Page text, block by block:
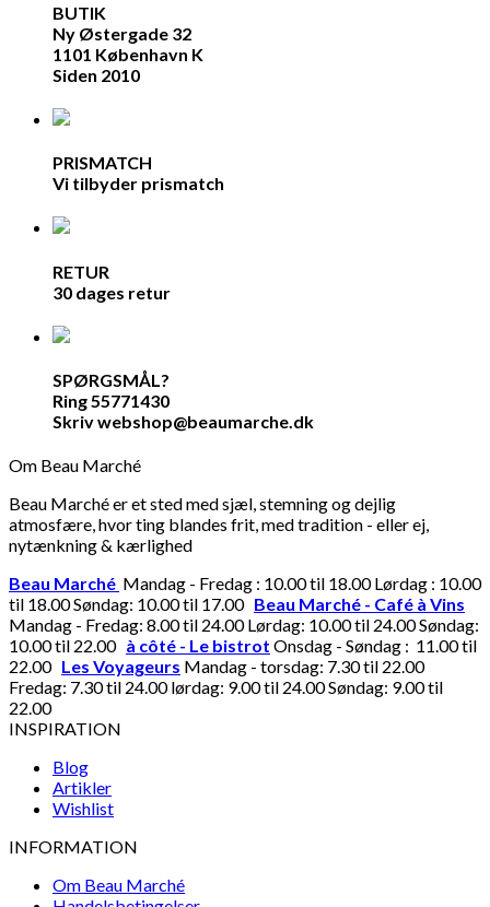
BUTIK
Ny Østergade 32
1101 København K
Siden 2010
PRISMATCH
Vi tilbyder prismatch
RETUR
30 dages retur
SPØRGSMÅL?
Ring 55771430
Skriv webshop@beaumarche.dk
Om Beau Marché
Beau Marché er et sted med sjæl, stemning og dejlig
atmosfære, hvor ting blandes frit, med tradition - eller ej,
nytænkning & kærlighed
Beau Marché Mandag - Fredag : 10.00 til 18.00 Lørdag : 10.00
til 18.00 Søndag: 10.00 til 17.00 Beau Marché - Café à Vins
Mandag - Fredag: 8.00 til 24.00 Lørdag: 10.00 til 24.00 Søndag:
10.00 til 22.00 à côté - Le bistrot Onsdag - Søndag : 11.00 til
22.00 Les Voyageurs Mandag - torsdag: 7.30 til 22.00
Fredag: 7.30 til 24.00 lørdag: 9.00 til 24.00 Søndag: 9.00 til
22.00
INSPIRATION
Blog
Artikler
Wishlist
INFORMATION
Om Beau Marché